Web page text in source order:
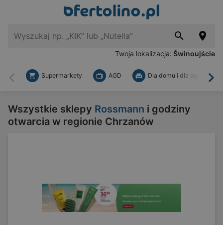
Twoja lokalizacja: Świnoujście
Wstecz
Supermarkety AGD Dla domu i dla ogrodu
Wszystkie sklepy Rossmann i godziny
otwarcia w regionie Chrzanów